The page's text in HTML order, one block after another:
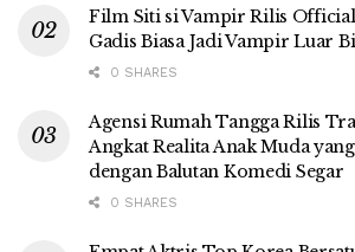
Film Siti si Vampir Rilis
Gadis Biasa Jadi Vampir Luar
0 SHARES
Agensi Rumah Tangga Rilis
Angkat Realita Anak Muda
dengan Balutan Komedi Segar
0 SHARES